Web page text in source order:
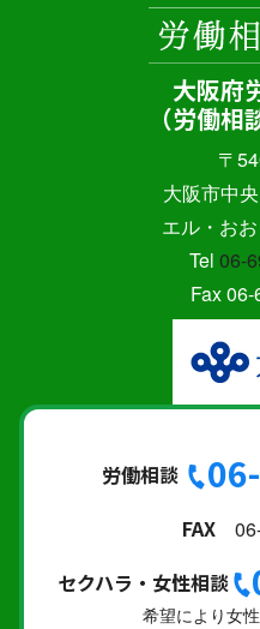
大阪府
（労働相
〒
大阪市中
エル・お
Tel 06-
Fax
労働相談
FAX
セクハラ・女性相談
希望により女